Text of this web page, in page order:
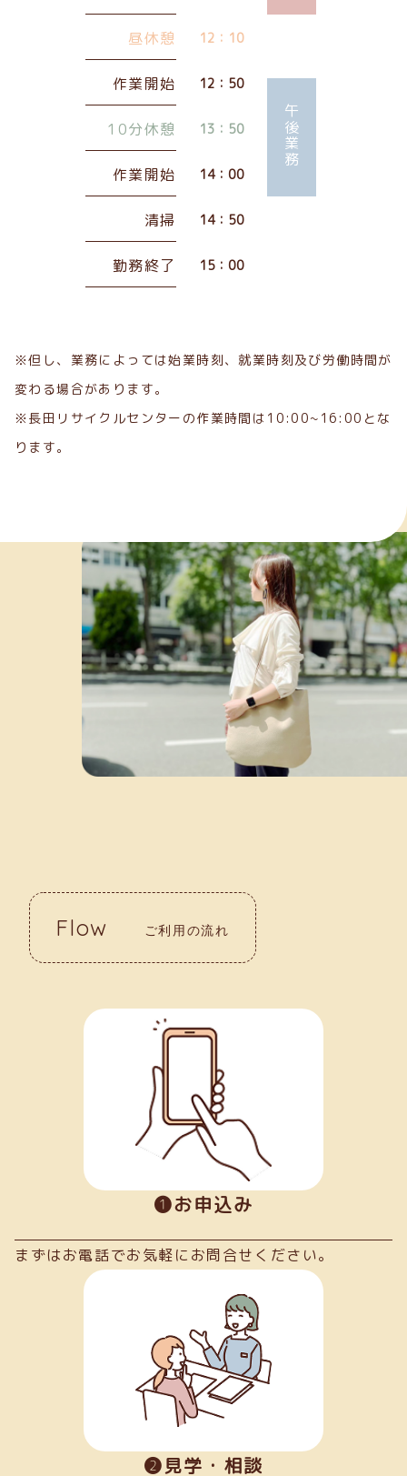
昼休憩 12：10
作業開始 12：50
10分休憩 13：50
作業開始 14：00
清掃 14：50
勤務終了 15：00
午後業務
※但し、業務によっては始業時刻、就業時刻及び労働時間が
変わる場合があります。
※長田リサイクルセンターの作業時間は10:00~16:00とな
ります。
Flow ご利用の流れ
➊お申込み
まずはお電話でお気軽にお問合せください。
➋見学・相談